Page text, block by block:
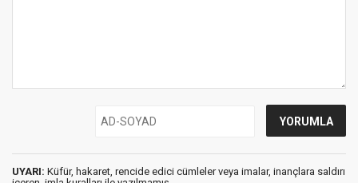
UYARI: Küfür, hakaret, rencide edici cümleler veya imalar, inançlara saldırı